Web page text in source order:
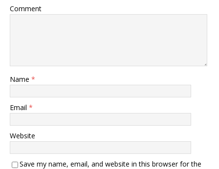
Comment
Name *
Email *
Website
Save my name, email, and website in this browser for the